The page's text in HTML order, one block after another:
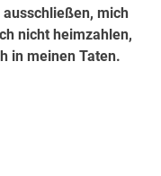
ausschließen, mich
nicht heimzahlen,
in meinen Taten.